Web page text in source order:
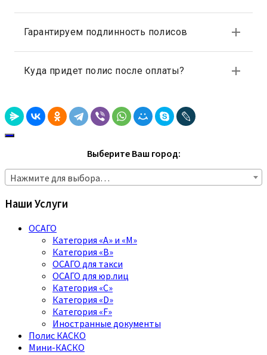
Выберите Ваш город:
Нажмите для выбора…
Наши Услуги
ОСАГО
Категория «A» и «M»
Категория «B»
ОСАГО для такси
ОСАГО для юр.лиц
Категория «C»
Категория «D»
Категория «F»
Иностранные документы
Полис КАСКО
Мини-КАСКО